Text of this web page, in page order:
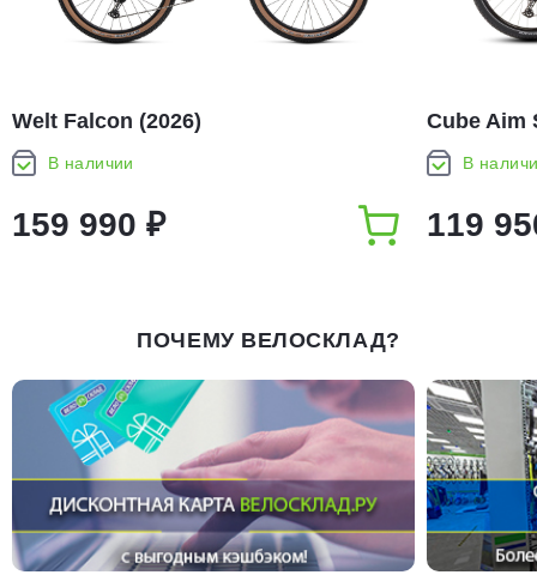
Welt Falcon (2026)
В наличии
159 990 ₽
Cube Aim
В
119
ПОЧЕМУ ВЕЛОСКЛАД?